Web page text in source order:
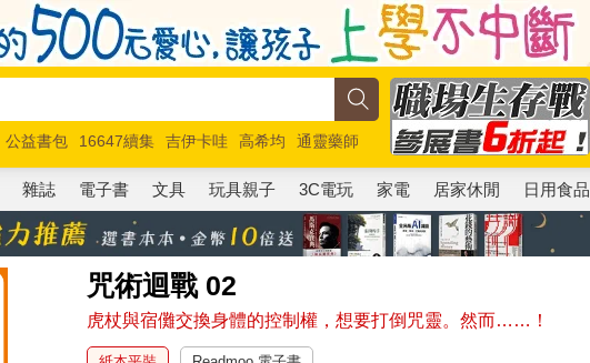
公益書包 16647續集 吉伊卡哇 高希均
通靈藥師
馬斯克 玩具總動員5 超慢跑
雜誌 電子書 文具 玩具親子 3C電玩 家電 居家休閒 日用食品
咒術迴戰 02
虎杖與宿儺交換身體的控制權，想要打倒咒靈。然而……！